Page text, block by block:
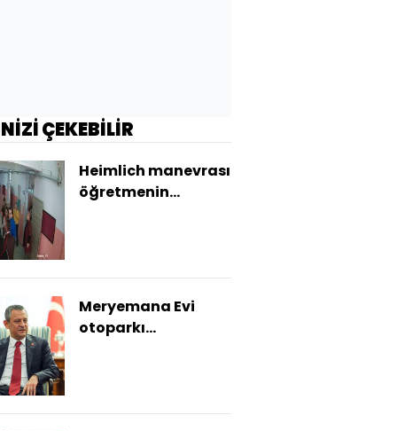
ÇEKEBİLİR
Heimlich manevrası
öğretmenin
Meryemana Evi
otoparkı